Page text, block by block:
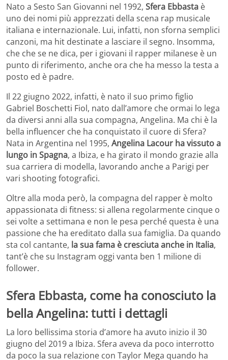
Nato a Sesto San Giovanni nel 1992, Sfera Ebbasta è
uno dei nomi più apprezzati della scena rap musicale
italiana e internazionale. Lui, infatti, non sforna semplici
canzoni, ma hit destinate a lasciare il segno. Insomma,
che che se ne dica, per i giovani il rapper milanese è un
punto di riferimento, anche ora che ha messo la testa a
posto ed è padre.
Il 22 giugno 2022, infatti, è nato il suo primo figlio
Gabriel Boschetti Fiol, nato dall’amore che ormai lo lega
da diversi anni alla sua compagna, Angelina. Ma chi è la
bella influencer che ha conquistato il cuore di Sfera?
Nata in Argentina nel 1995, Angelina Lacour ha vissuto a
lungo in Spagna, a Ibiza, e ha girato il mondo grazie alla
sua carriera di modella, lavorando anche a Parigi per
vari shooting fotografici.
Oltre alla moda però, la compagna del rapper è molto
appassionata di fitness: si allena regolarmente cinque o
sei volte a settimana e non le pesa perché questa è una
passione che ha ereditato dalla sua famiglia. Da quando
sta col cantante, la sua fama è cresciuta anche in Italia,
tant’è che su Instagram oggi vanta ben 1 milione di
follower.
Sfera Ebbasta, come ha conosciuto la
bella Angelina: tutti i dettagli
La loro bellissima storia d’amore ha avuto inizio il 30
giugno del 2019 a Ibiza. Sfera aveva da poco interrotto
da poco la sua relazione con Taylor Mega quando ha